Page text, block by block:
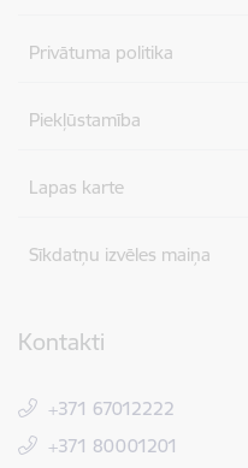
Privātuma politika
Piekļūstamība
Lapas karte
Sīkdatņu izvēles maiņa
Kontakti
+371 67012222
+371 80001201